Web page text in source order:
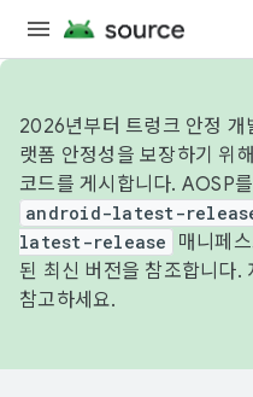
2026년부터 트렁크 안정 개
랫폼 안정성을 보장하기 위
코드를 게시합니다. AOSP
android-latest-
latest-release
매니페
된 최신 버전을 참조합니다.
참고하세요.